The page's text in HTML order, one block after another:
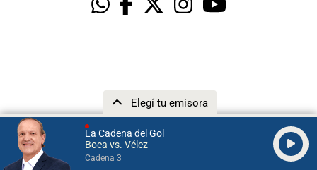
La Cadena del Gol
Boca vs. Vélez
Cadena 3
Elegí tu emisora